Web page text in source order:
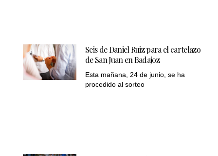
Seis de Daniel Ruiz para el cartelazo
de San Juan en Badajoz
Esta mañana, 24 de junio, se ha
procedido al sorteo